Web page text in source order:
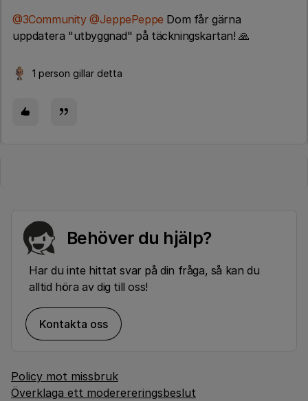
@3Community​@JeppePeppeDom får gärna
uppdatera "utbyggnad" på täckningskartan! 🙏
1 person gillar detta
Behöver du hjälp?
Har du inte hittat svar på din fråga, så kan du
alltid höra av dig till oss!
Kontakta oss
Policy mot missbruk
Överklaga ett moderereringsbeslut